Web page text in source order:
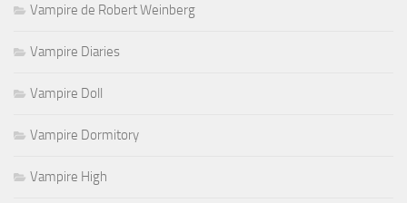
Vampire de Robert Weinberg
Vampire Diaries
Vampire Doll
Vampire Dormitory
Vampire High